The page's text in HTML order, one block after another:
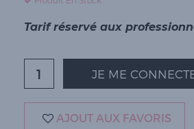
Tarif réservé aux
JE ME
AJOUT AUX FAVORIS